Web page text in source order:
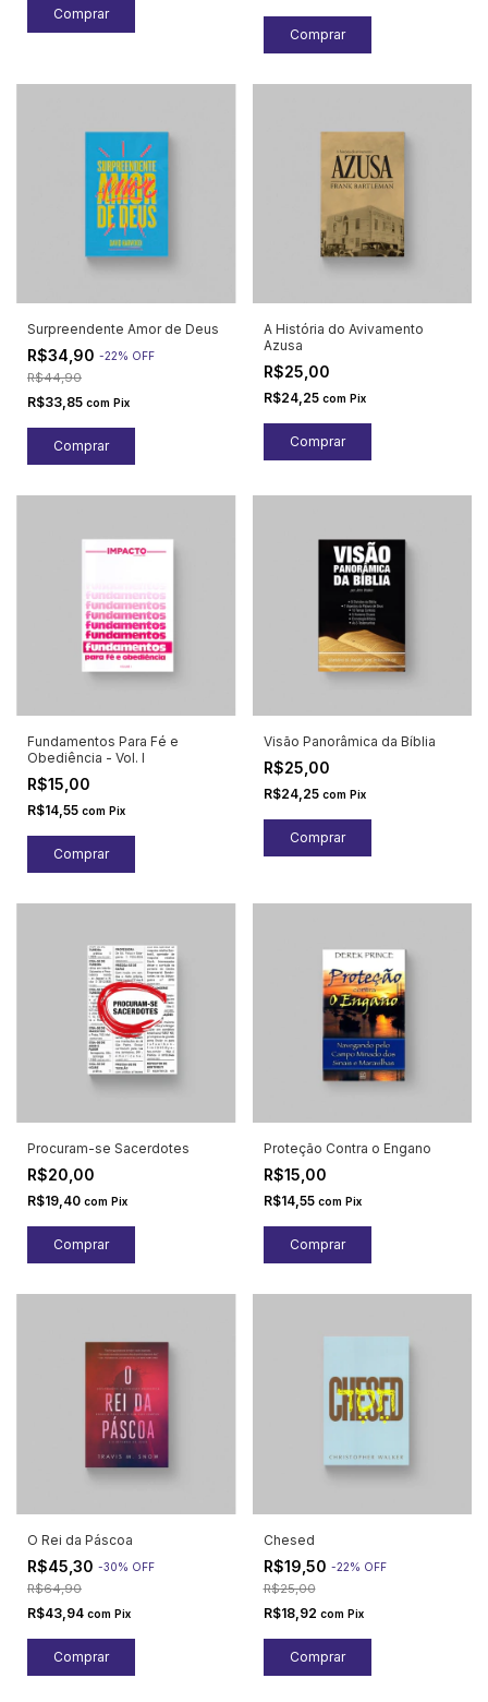
Surpreendente Amor de Deus
R$34,90 -22% OFF
R$44,90
R$33,85 com Pix
A História do Avivamento
Azusa
R$25,00
R$24,25 com Pix
Fundamentos Para Fé e
Obediência - Vol. I
R$15,00
R$14,55 com Pix
Visão Panorâmica da Bíblia
R$25,00
R$24,25 com Pix
Procuram-se Sacerdotes
R$20,00
R$19,40 com Pix
Proteção Contra o Engano
R$15,00
R$14,55 com Pix
O Rei da Páscoa
R$45,30 -30% OFF
R$64,90
R$43,94 com Pix
Chesed
R$19,50 -22% OFF
R$25,00
R$18,92 com Pix